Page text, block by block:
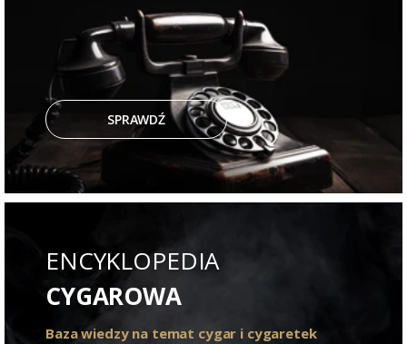
SPRAWDŹ
ENCYKLOPEDIA
CYGAROWA
Baza wiedzy na temat cygar i cygaretek